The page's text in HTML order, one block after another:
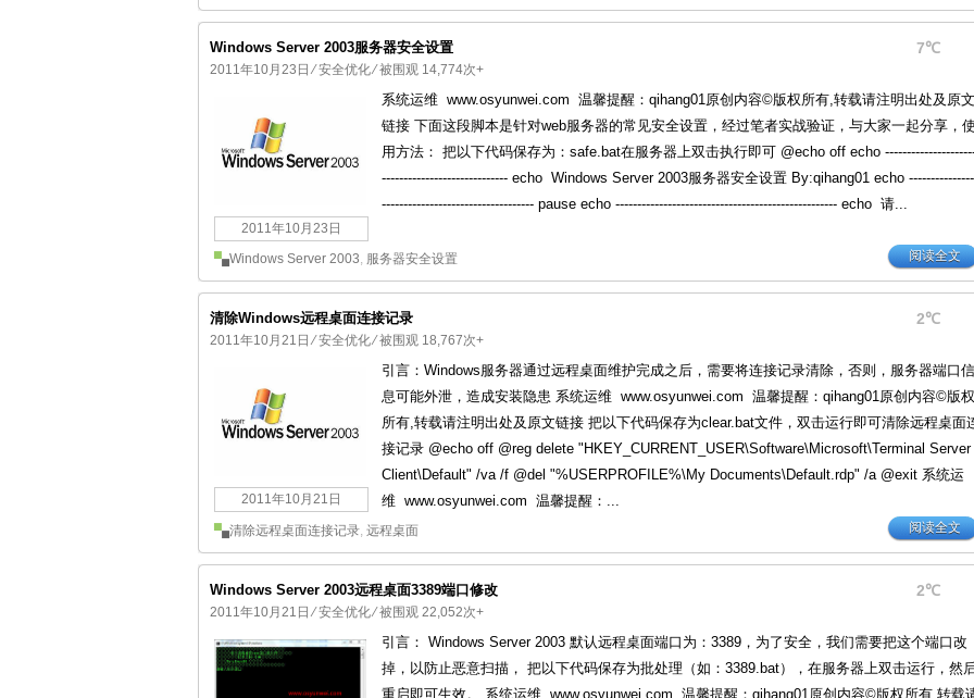
7℃
Windows Server 2003服务器安全设置
2011年10月23日 ⁄安全优化⁄ 被围观 14,774次+
2011年10月23日
系统运维 www.osyunwei.com 温馨提醒：qihang01原创内容©版权所有,转载请注明出处及原文
链接 下面这段脚本是针对web服务器的常见安全设置，经过笔者实战验证，与大家一起分享，
用方法： 把以下代码保存为：safe.bat在服务器上双击执行即可 @echo off echo
----------------------------- echo Windows Server 2003服务器安全设置 By:qihang01 echo
----------------------------------- pause echo --------------------------------------------------- echo 请...
Windows Server 2003, 服务器安全设置 阅读全文
2℃
清除Windows远程桌面连接记录
2011年10月21日 ⁄安全优化⁄ 被围观 18,767次+
2011年10月21日
引言：Windows服务器通过远程桌面维护完成之后，需要将连接记录清除，否则，服务器端口信
息可能外泄，造成安装隐患 系统运维 www.osyunwei.com 温馨提醒：qihang01原创内容©版权
所有,转载请注明出处及原文链接 把以下代码保存为clear.bat文件，双击运行即可清除远程桌面
接记录 @echo off @reg delete "HKEY_CURRENT_USER\Software\Microsoft\Terminal Server
Client\Default" /va /f @del "%USERPROFILE%\My Documents\Default.rdp" /a @exit 系统运
维 www.osyunwei.com 温馨提醒：...
清除远程桌面连接记录, 远程桌面 阅读全文
2℃
Windows Server 2003远程桌面3389端口修改
2011年10月21日 ⁄安全优化⁄ 被围观 22,052次+
引言： Windows Server 2003 默认远程桌面端口为：3389，为了安全，我们需要把这个端口改
掉，以防止恶意扫描， 把以下代码保存为批处理（如：3389.bat），在服务器上双击运行，然
重启即可生效。 系统运维 www.osyunwei.com 温馨提醒：qihang01原创内容©版权所有,转载